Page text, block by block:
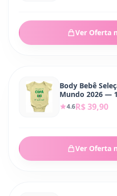
Ver Oferta
Body Bebê
Mundo 2026 —
4.6R$ 39,90
Ver Oferta